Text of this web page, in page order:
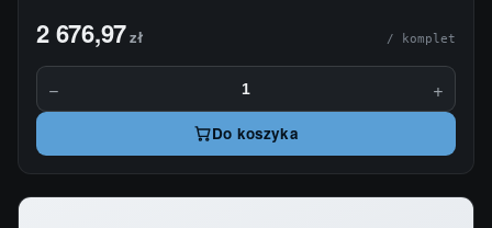
2 676,97zł / komplet
− +
Do koszyka